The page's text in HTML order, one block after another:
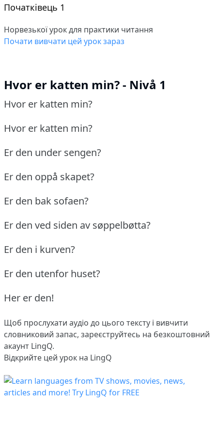
Початківець 1
Норвезької урок для практики читання
Почати вивчати цей урок зараз
Hvor er katten min? - Nivå 1
Hvor er katten min?
Hvor er katten min?
Er den under sengen?
Er den oppå skapet?
Er den bak sofaen?
Er den ved siden av søppelbøtta?
Er den i kurven?
Er den utenfor huset?
Her er den!
Щоб прослухати аудіо до цього тексту і вивчити
словниковий запас, зареєструйтесь на безкоштовний
акаунт LingQ.
Відкрийте цей урок на LingQ